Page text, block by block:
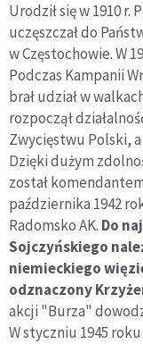
Urodził się w 1910
uczęszczał do
w Częstochowie. W
Podczas Kampanii
brał udział w
rozpoczął
Zwycięstwu Polski,
Dzięki dużym
został
października 1942
Radomsko AK. Do
Sojczyńskiego
niemieckiego
odznaczony
akcji "Burza"
W styczniu 1945